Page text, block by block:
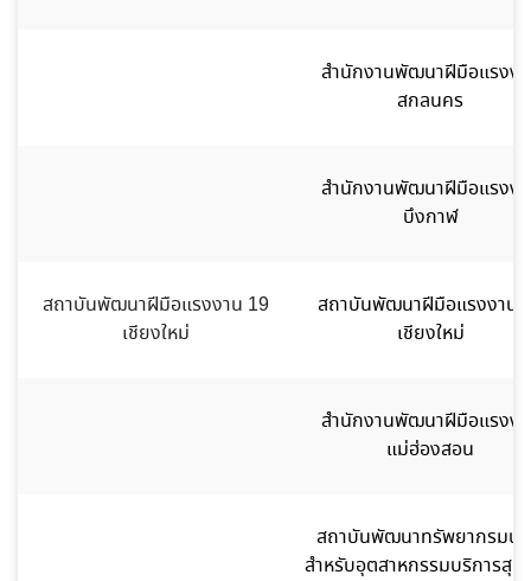
สำนักงานพัฒนาฝีมือแรงง
สกลนคร
สำนักงานพัฒนาฝีมือแรงง
บึงกาฬ
สถาบันพัฒนาฝีมือแรงงาน 19
เชียงใหม่
สถาบันพัฒนาฝีมือแรงงาน
เชียงใหม่
สำนักงานพัฒนาฝีมือแรงง
แม่ฮ่องสอน
สถาบันพัฒนาทรัพยากรมนุ
สำหรับอุตสาหกรรมบริการสุข